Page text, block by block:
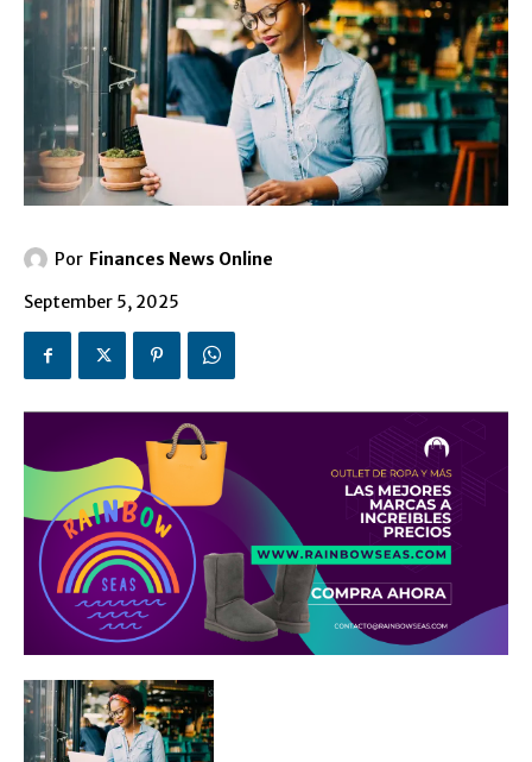
Por Finances News Online
September 5, 2025